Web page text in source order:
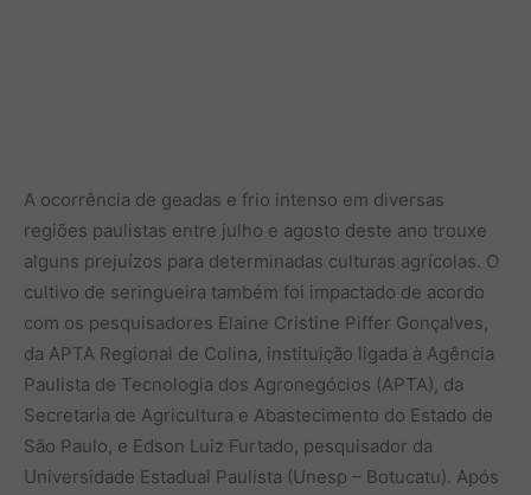
A ocorrência de geadas e frio intenso em diversas
regiões paulistas entre julho e agosto deste ano trouxe
alguns prejuízos para determinadas culturas agrícolas. O
cultivo de seringueira também foi impactado de acordo
com os pesquisadores Elaine Cristine Piffer Gonçalves,
da APTA Regional de Colina, instituição ligada à Agência
Paulista de Tecnologia dos Agronegócios (APTA), da
Secretaria de Agricultura e Abastecimento do Estado de
São Paulo, e Edson Luiz Furtado, pesquisador da
Universidade Estadual Paulista (Unesp – Botucatu). Após